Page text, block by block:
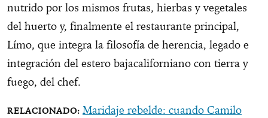
nutrido por los mismos frutas, hierbas y vegetales
del huerto y, finalmente el restaurante principal,
Límo, que integra la filosofía de herencia, legado e
integración del estero bajacaliforniano con tierra y
fuego, del chef.
Maridaje rebelde: cuando Camilo